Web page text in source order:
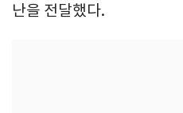
난을 전달했다.